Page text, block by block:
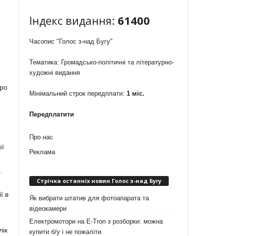
в
Індекс видання: 61400
Часопис "Голос з-над Бугу"
Тематика: Громадсько-політичні та літературно-
художні видання
Мінімальний строк передплати: 1 міс.
Передплатити
Про нас
Реклама
Стрічка останніх новин Голос з-над Бугу
Як вибрати штатив для фотоапарата та
відеокамери
Електромотори на E-Tron з розборки: можна
купити б/у і не пожаліти